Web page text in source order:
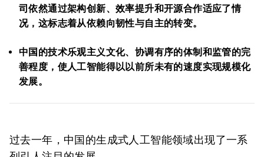
司依然通过架构创新、效率提升和开源合作适应了情
况，这标志着从依赖向韧性与自主的转变。
中国的技术乐观主义文化、协调有序的体制和监管的完
善程度，使人工智能得以以前所未有的速度实现规模化
发展。
过去一年，中国的生成式人工智能领域出现了一系